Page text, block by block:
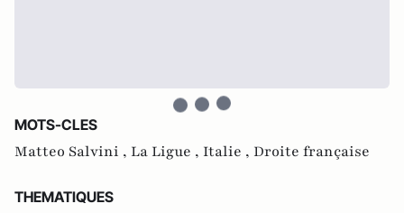
MOTS-CLES
Matteo Salvini , La Ligue , Italie , Droite française
THEMATIQUES